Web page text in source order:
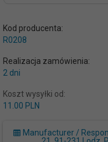
Kod producenta:
R0208
Realizacja zamówienia:
2 dni
Koszt wysyłki od:
11.00 PLN
Manufacturer /